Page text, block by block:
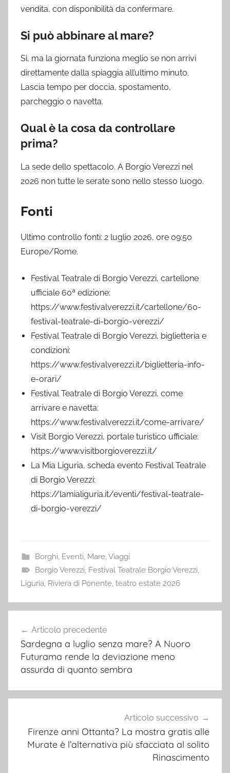
vendita, con disponibilità da confermare.
Si può abbinare al mare?
Sì, ma la giornata funziona meglio se non arrivi
direttamente dalla spiaggia all’ultimo minuto.
Lascia tempo per doccia, spostamento,
parcheggio o navetta.
Qual è la cosa da controllare
prima?
La sede dello spettacolo. A Borgio Verezzi nel
2026 non tutte le serate sono nello stesso luogo.
Fonti
Ultimo controllo fonti: 2 luglio 2026, ore 09:50
Europe/Rome.
Festival Teatrale di Borgio Verezzi, cartellone
ufficiale 60ª edizione:
https://www.festivalverezzi.it/cartellone/60-
festival-teatrale-di-borgio-verezzi/
Festival Teatrale di Borgio Verezzi, biglietteria e
condizioni:
https://www.festivalverezzi.it/biglietteria-info-
e-orari/
Festival Teatrale di Borgio Verezzi, come
arrivare e navetta:
https://www.festivalverezzi.it/come-arrivare/
Visit Borgio Verezzi, portale turistico ufficiale:
https://www.visitborgioverezzi.it/
La Mia Liguria, scheda evento Festival Teatrale
di Borgio Verezzi:
https://lamialiguria.it/eventi/festival-teatrale-
di-borgio-verezzi/
Borghi, Eventi, Mare,Viaggi
Borgio Verezzi, Festival Teatrale Borgio Verezzi,
Liguria, Riviera di Ponente, teatro estate 2026
articoli
Articolo precedente
Sardegna a luglio senza mare? A Nuoro
Futurama rende la deviazione meno
assurda di quanto sembra
Articolo successivo
Firenze anni Ottanta? La mostra gratis alle
Murate è l’alternativa più sfacciata al solito
Rinascimento